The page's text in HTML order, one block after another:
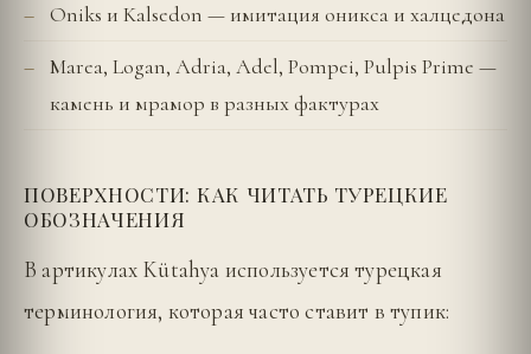
Oniks и Kalsedon — имитация оникса и халцедона
Marea, Logan, Adria, Adel, Pompei, Pulpis Prime —
камень и мрамор в разных фактурах
ПОВЕРХНОСТИ: КАК ЧИТАТЬ ТУРЕЦКИЕ
ОБОЗНАЧЕНИЯ
В артикулах Kütahya используется турецкая
терминология, которая часто ставит в тупик: